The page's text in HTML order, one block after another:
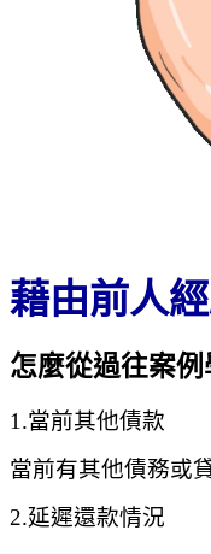
藉由前人
怎麼從過往案
1.當前其他債款
當前有其他債務或
2.延遲還款情況